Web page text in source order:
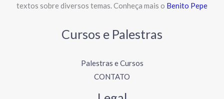
textos sobre diversos temas. Conheça mais o Benito Pepe
Cursos e Palestras
Palestras e Cursos
CONTATO